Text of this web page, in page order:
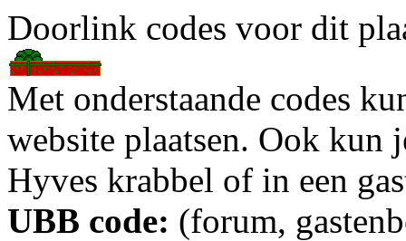
Doorlink codes voor dit
Met onderstaande codes
website plaatsen. Ook kun
Hyves krabbel of in een
UBB code: (forum,